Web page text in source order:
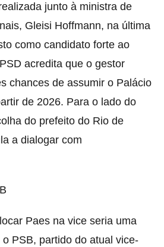
junto à ministra de
Gleisi Hoffmann, na última
como candidato forte ao
acredita que o gestor
chances de assumir o Palácio
de 2026. Para o lado do
do prefeito do Rio de
a dialogar com
Paes na vice seria uma
PSB, partido do atual vice-